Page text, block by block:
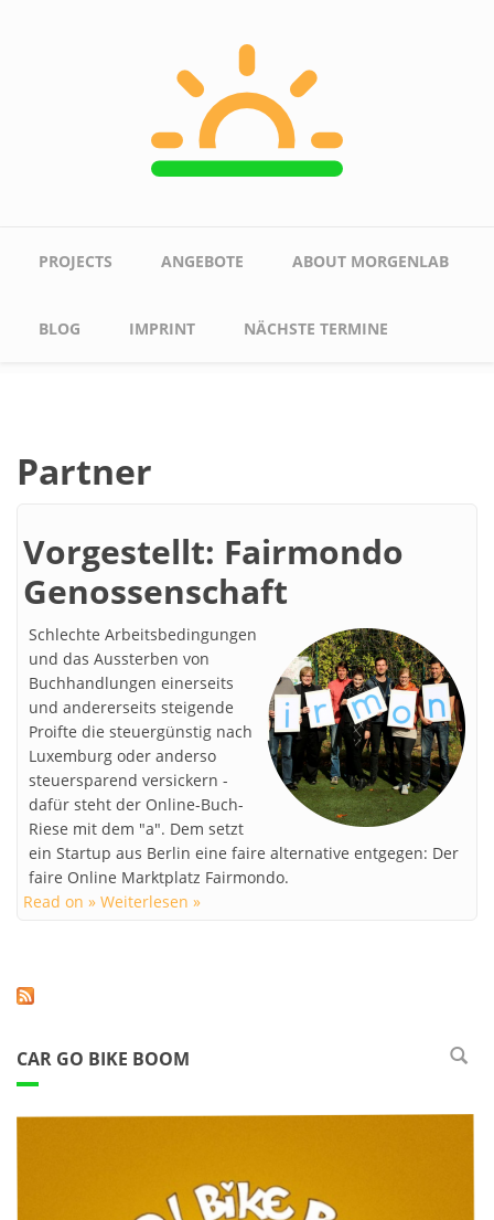
Main menu
PROJECTS ANGEBOTE ABOUT MORGENLAB
BLOG IMPRINT NÄCHSTE TERMINE
Partner
Vorgestellt: Fairmondo
Genossenschaft
Schlechte Arbeitsbedingungen
und das Aussterben von
Buchhandlungen einerseits
und andererseits steigende
Proifte die steuergünstig nach
Luxemburg oder anderso
steuersparend versickern -
dafür steht der Online-Buch-
Riese mit dem "a". Dem setzt
ein Startup aus Berlin eine faire alternative entgegen: Der
faire Online Marktplatz Fairmondo.
Read on » Weiterlesen »
CAR GO BIKE BOOM